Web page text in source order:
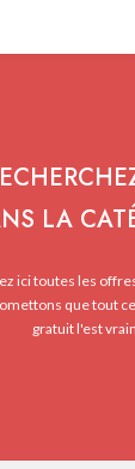
LA
ici toutes les
que tout
gratuit l'est